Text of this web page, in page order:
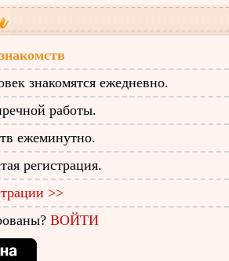
знакомятся ежедневно.
работы.
ежеминутно.
регистрация.
>>
ВОЙТИ